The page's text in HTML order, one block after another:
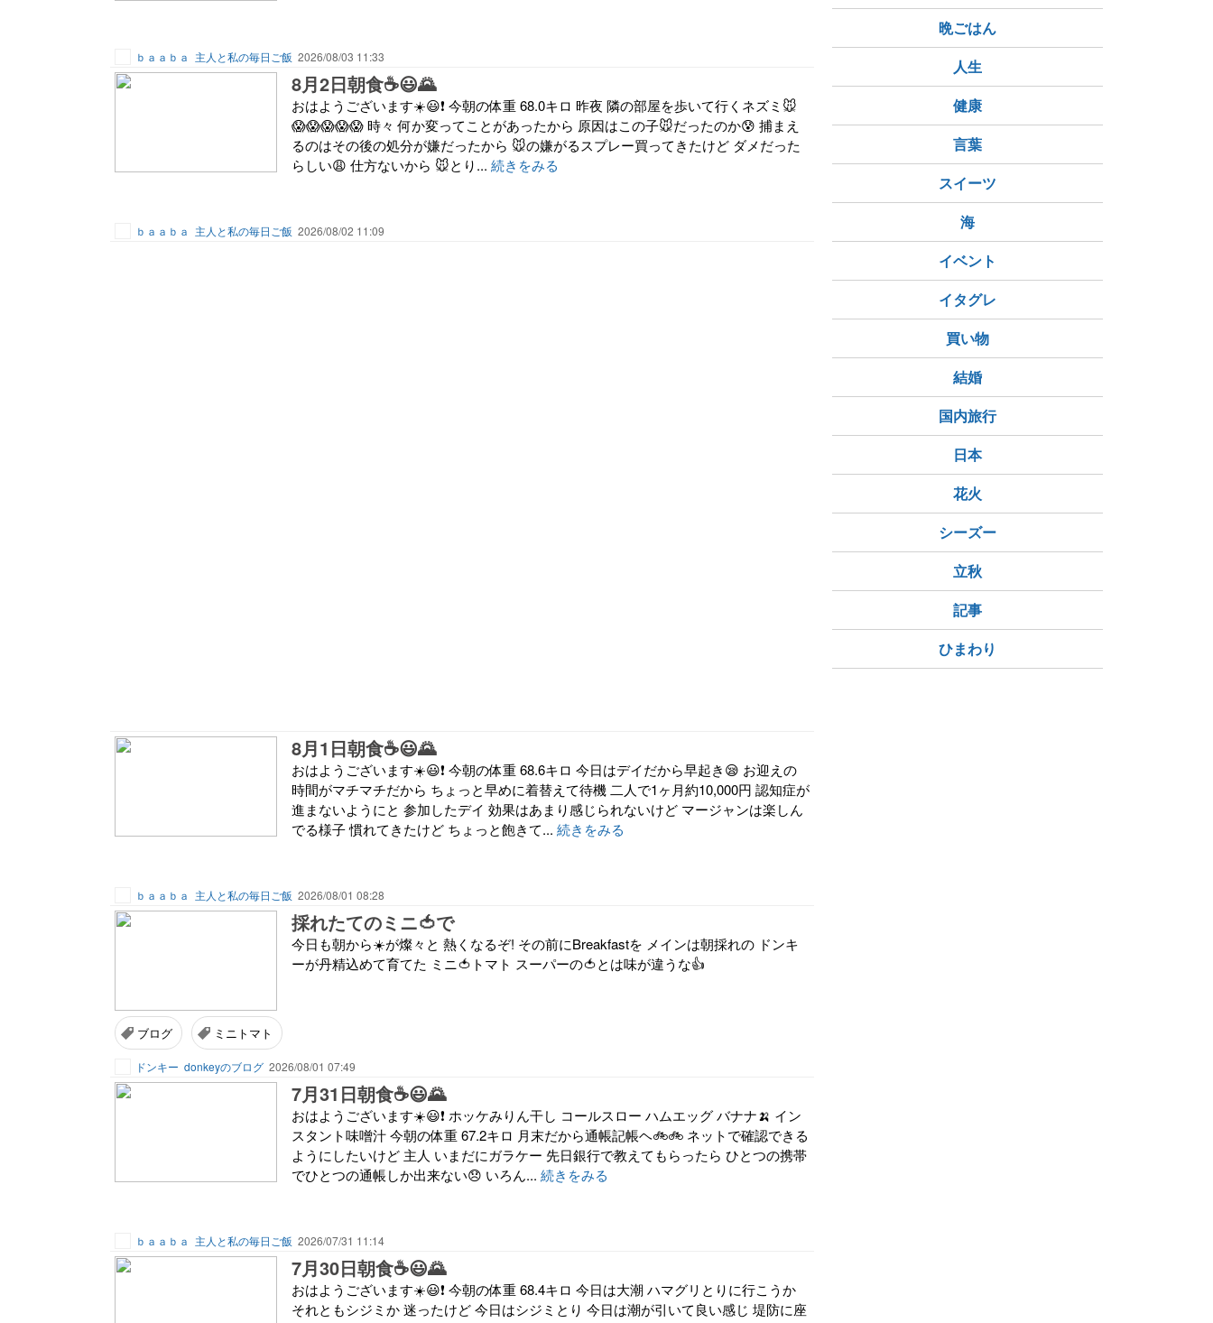
ｂａａｂａ 主人と私の毎日ご飯 2026/08/03 11:33
8月2日朝食☕😃🌄
おはようございます☀️😃❗ 今朝の体重 68.0キロ 昨夜 隣の部屋を歩いて行くネズミ🐭
😱😱😱😱😱 時々 何か変ってことがあったから 原因はこの子🐭だったのか😰 捕まえ
るのはその後の処分が嫌だったから 🐭の嫌がるスプレー買ってきたけど ダメだった
らしい😩 仕方ないから 🐭とり... 続きをみる
ｂａａｂａ 主人と私の毎日ご飯 2026/08/02 11:09
8月1日朝食☕😃🌄
おはようございます☀️😃❗ 今朝の体重 68.6キロ 今日はデイだから早起き😪 お迎えの
時間がマチマチだから ちょっと早めに着替えて待機 二人で1ヶ月約10,000円 認知症が
進まないようにと 参加したデイ 効果はあまり感じられないけど マージャンは楽しん
でる様子 慣れてきたけど ちょっと飽きて... 続きをみる
ｂａａｂａ 主人と私の毎日ご飯 2026/08/01 08:28
採れたてのミニ🍅で
今日も朝から☀️が燦々と 熱くなるぞ! その前にBreakfastを メインは朝採れの ドンキ
ーが丹精込めて育てた ミニ🍅トマト スーパーの🍅とは味が違うな👍
ブログ ミニトマト
ドンキー donkeyのブログ 2026/08/01 07:49
7月31日朝食☕😃🌄
おはようございます☀️😃❗ ホッケみりん干し コールスロー ハムエッグ バナナ🍌 イン
スタント味噌汁 今朝の体重 67.2キロ 月末だから通帳記帳ヘ🚲🚲 ネットで確認できる
ようにしたいけど 主人 いまだにガラケー 先日銀行で教えてもらったら ひとつの携帯
でひとつの通帳しか出来ない😞 いろん... 続きをみる
ｂａａｂａ 主人と私の毎日ご飯 2026/07/31 11:14
7月30日朝食☕😃🌄
おはようございます☀️😃❗ 今朝の体重 68.4キロ 今日は大潮 ハマグリとりに行こうか
それともシジミか 迷ったけど 今日はシジミとり 今日は潮が引いて良い感じ 堤防に座
晩ごはん
人生
健康
言葉
スイーツ
海
イベント
イタグレ
買い物
結婚
国内旅行
日本
花火
シーズー
立秋
記事
ひまわり